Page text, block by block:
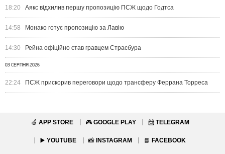
18:20 Аякс відхилив першу пропозицію ПСЖ щодо Годтса
14:58 Монако готує пропозицію за Лавію
14:30 Рейна офіційно став гравцем Страсбура
03 СЕРПНЯ 2026
22:24 ПСЖ прискорив переговори щодо трансферу Феррана Торреса
🍏 APP STORE 🎮 GOOGLE PLAY 📨 TELEGRAM
▶️ YOUTUBE 📸 INSTAGRAM 📘 FACEBOOK